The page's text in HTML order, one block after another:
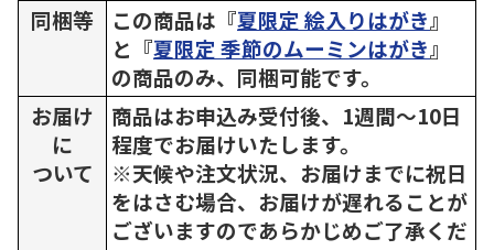
同梱等
この商品は『夏限定 絵入りはがき』
と『夏限定 季節のムーミンはがき』
の商品のみ、同梱可能です。
お届け
に
ついて
商品はお申込み受付後、1週間～10日
程度でお届けいたします。
※天候や注文状況、お届けまでに祝日
をはさむ場合、お届けが遅れることが
ございますのであらかじめご了承くだ